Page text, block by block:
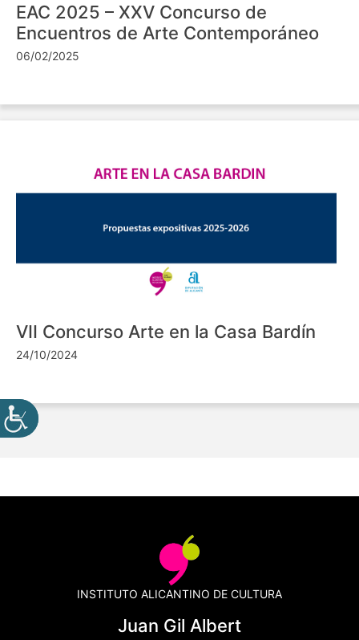
EAC 2025 – XXV Concurso de
Encuentros de Arte Contemporáneo
06/02/2025
VII Concurso Arte en la Casa Bardín
24/10/2024
INSTITUTO ALICANTINO DE CULTURA
Juan Gil Albert